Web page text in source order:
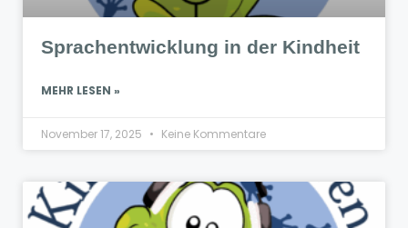
Sprachentwicklung in der Kindheit
MEHR LESEN »
November 17, 2025 Keine Kommentare